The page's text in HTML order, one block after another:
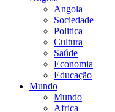
Angola
Sociedade
Politica
Cultura
Saúde
Economia
Educação
Mundo
Mundo
Africa